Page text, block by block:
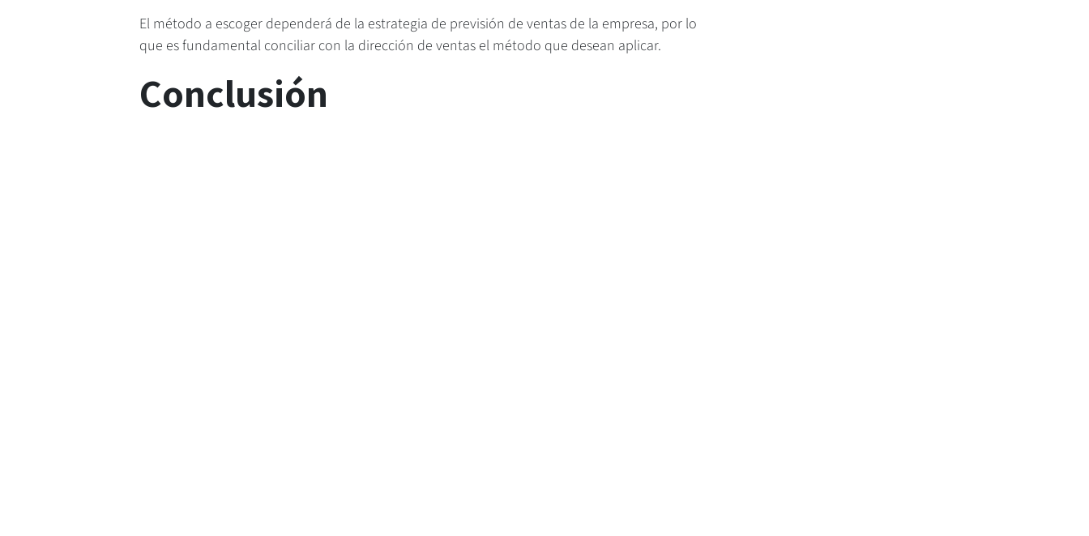
El método a escoger dependerá de la estrategia de previsión de ventas de la empresa, por lo
que es fundamental conciliar con la dirección de ventas el método que desean aplicar.
Conclusión